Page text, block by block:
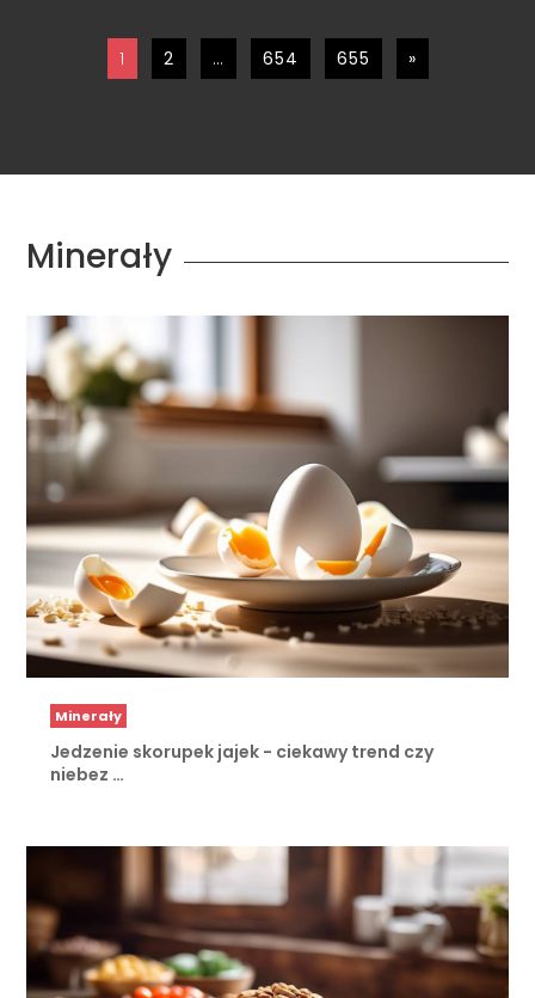
1 2 … 654 655 »
Minerały
Minerały
Jedzenie skorupek jajek - ciekawy trend czy
niebez …